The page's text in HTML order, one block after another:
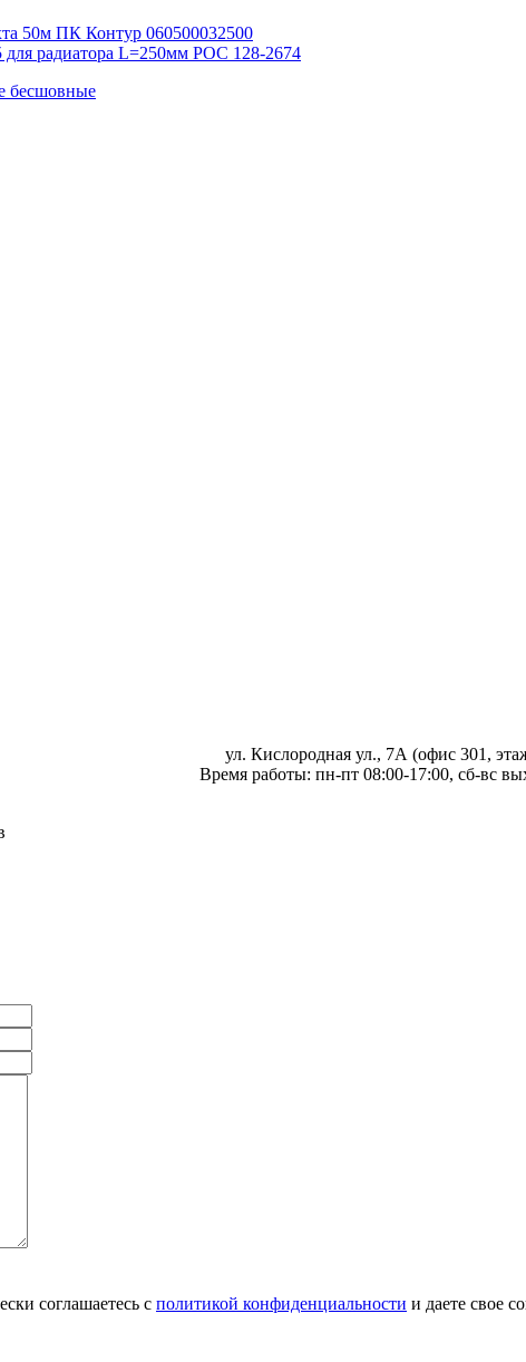
50м ПК Контур 060500032500
для радиатора L=250мм РОС 128-2674
бесшовные
ул. Кислородная ул., 7А (офис 301,
Время работы: пн-пт 08:00-17:00, сб-вс
соглашаетесь с политикой конфиденциальности и даете свое